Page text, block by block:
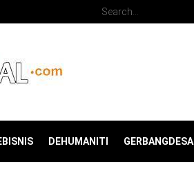
DEHUMANITI GERBANGDESA